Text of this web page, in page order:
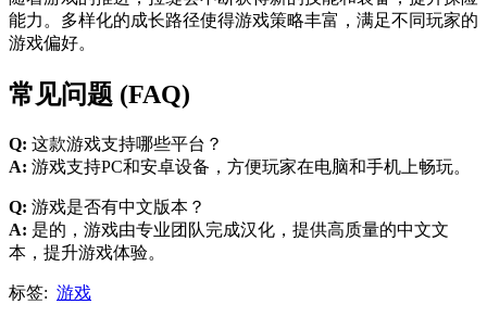
能力。多样化的成长路径使得游戏策略丰富，满足不同玩家的
游戏偏好。
常见问题 (FAQ)
Q: 这款游戏支持哪些平台？
A: 游戏支持PC和安卓设备，方便玩家在电脑和手机上畅玩。
Q: 游戏是否有中文版本？
A: 是的，游戏由专业团队完成汉化，提供高质量的中文文
本，提升游戏体验。
标签: 游戏